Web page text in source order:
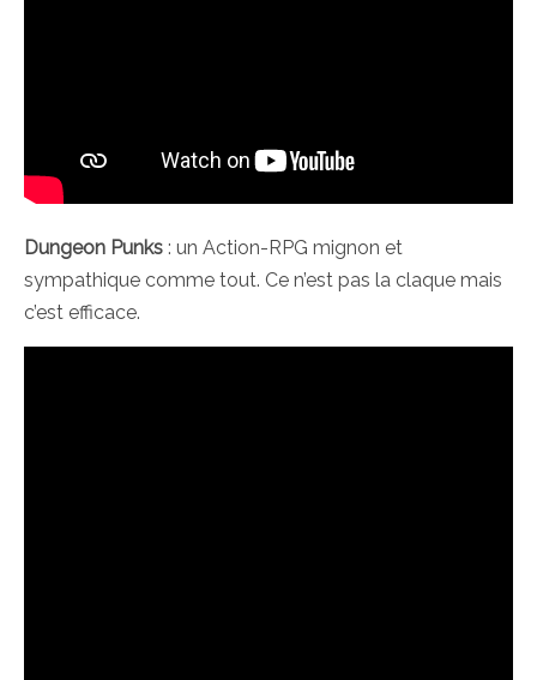
Dungeon Punks : un Action-RPG mignon et
sympathique comme tout. Ce n’est pas la claque mais
c’est efficace.